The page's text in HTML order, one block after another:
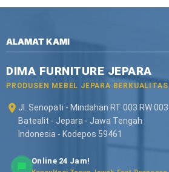
ALAMAT KAMI
DIMA FURNITURE JEPARA
PRODUSEN MEBEL JEPARA BERKUALITAS
Jl. Senopati - Mindahan RT 003 RW 003
Batealit - Jepara - Jawa Tengah
Indonesia - Kodepos 59461
Online 24 Jam!